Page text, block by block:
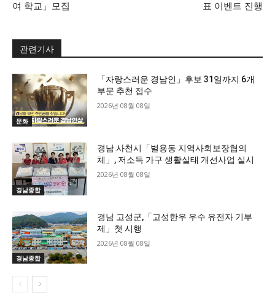
여 학교」모집
표 이벤트 진행
관련기사
문화
「자랑스러운 경남인」후보 31일까지 6개
부문 추천 접수
2026년 08월 08일
경남종합
경남 사천시「벌용동 지역사회보장협의
체」, 저소득 가구 생활실태 개선사업 실시
2026년 08월 08일
경남종합
경남 고성군,「고성한우 우수 유전자 기부
제」첫 시행
2026년 08월 08일